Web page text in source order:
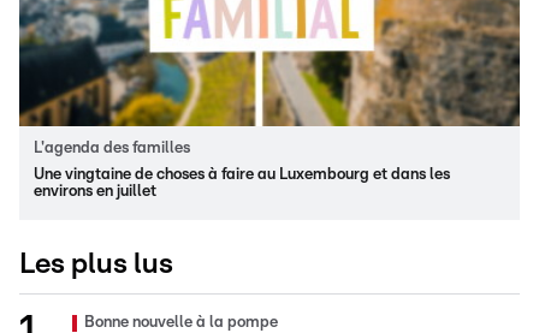
L'agenda des familles
Une vingtaine de choses à faire au Luxembourg et dans les
environs en juillet
Les plus lus
Bonne nouvelle à la pompe